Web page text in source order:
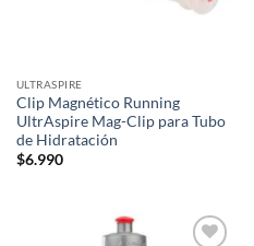
ULTRASPIRE
Clip Magnético Running
UltrAspire Mag-Clip para Tubo
de Hidratación
$6.990